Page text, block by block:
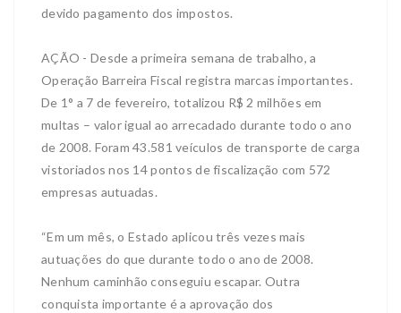
devido pagamento dos impostos.
AÇÃO - Desde a primeira semana de trabalho, a
Operação Barreira Fiscal registra marcas importantes.
De 1° a 7 de fevereiro, totalizou R$ 2 milhões em
multas – valor igual ao arrecadado durante todo o ano
de 2008. Foram 43.581 veículos de transporte de carga
vistoriados nos 14 pontos de fiscalização com 572
empresas autuadas.
“Em um mês, o Estado aplicou três vezes mais
autuações do que durante todo o ano de 2008.
Nenhum caminhão conseguiu escapar. Outra
conquista importante é a aprovação dos